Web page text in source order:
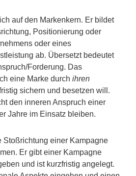
auf den Markenkern. Er bildet
Positionierung oder
oder eines
ab. Übersetzt bedeutet
Forderung. Das
eine Marke durch ihren
sichern und besetzen will.
den inneren Anspruch einer
Jahre im Einsatz bleiben.
Stoßrichtung einer Kampagne
Er gibt einer Kampagne
und ist kurzfristig angelegt.